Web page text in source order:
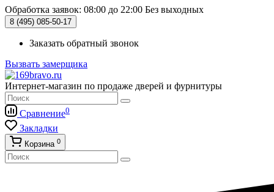
Обработка заявок: 08:00 до 22:00 Без выходных
8 (495) 085-50-17
Заказать обратный звонок
Вызвать замерщика
Интернет-магазин по продаже дверей и фурнитуры
Сравнение0
Закладки
Корзина 0